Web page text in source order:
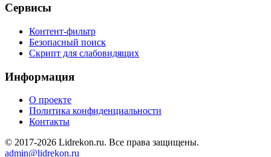
Сервисы
Контент-фильтр
Безопасный поиск
Скрипт для слабовидящих
Информация
О проекте
Политика конфиденциальности
Контакты
© 2017-2026 Lidrekon.ru. Все права защищены.
admin@lidrekon.ru